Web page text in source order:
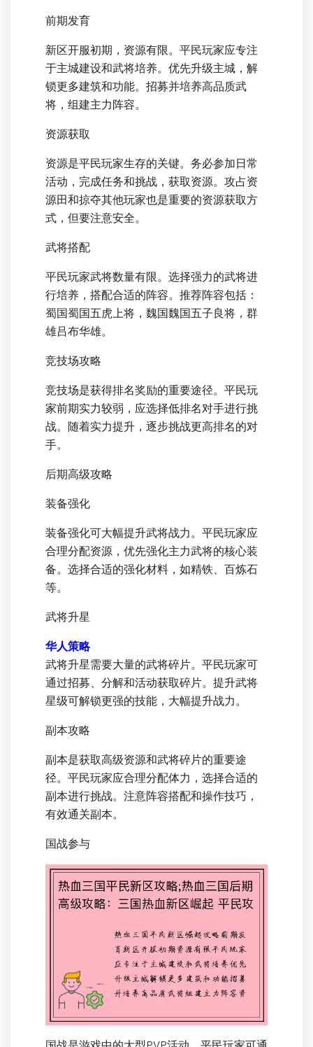
前期发育
新区开服初期，资源有限。平民玩家应专注
于主城建设和武将培养。优先升级主城，解
锁更多建筑和功能。招募并培养高品质武
将，组建主力阵容。
资源获取
资源是平民玩家生存的关键。务必参加日常
活动，完成任务和挑战，获取资源。攻占资
源田和掠夺其他玩家也是重要的资源获取方
式，但要注意安全。
武将搭配
平民玩家武将数量有限。选择强力的武将进
行培养，搭配合适的阵容。推荐阵容包括：
蜀国蜀国五虎上将，魏国魏国五子良将，群
雄吕布华雄。
竞技场攻略
竞技场是获得排名奖励的重要途径。平民玩
家前期实力较弱，应选择低排名对手进行挑
战。随着实力提升，逐步挑战更高排名的对
手。
后期高级攻略
装备强化
装备强化可大幅提升武将战力。平民玩家应
合理分配资源，优先强化主力武将的核心装
备。选择合适的强化材料，如精铁、百炼石
等。
武将升星
华人策略
武将升星需要大量的武将碎片。平民玩家可
通过招募、分解和活动获取碎片。提升武将
星级可解锁更强的技能，大幅提升战力。
副本攻略
副本是获取高级资源和武将碎片的重要途
径。平民玩家应合理分配体力，选择合适的
副本进行挑战。注意阵容搭配和操作技巧，
有效通关副本。
国战参与